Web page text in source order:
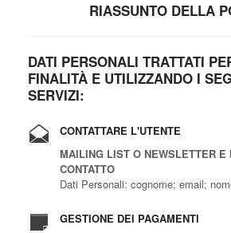
RIASSUNTO DELLA
DATI PERSONALI TRATTATI
FINALITÀ E UTILIZZANDO I
SERVIZI:
CONTATTARE L'UTENTE
MAILING LIST O NEWSLETTER E
CONTATTO
Dati Personali: cognome; email;
GESTIONE DEI PAGAMENTI